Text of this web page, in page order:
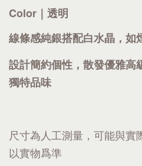
Color｜透明
線條感純銀搭配白水晶，如
設計簡約個性，散發優雅高
獨特品味
尺寸為人工測量，可能與實
以實物爲準